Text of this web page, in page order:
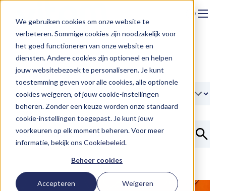
We gebruiken cookies om onze website te
verbeteren. Sommige cookies zijn noodzakelijk voor
het goed functioneren van onze website en
diensten. Andere cookies zijn optioneel en helpen
jouw websitebezoek te personaliseren. Je kunt
toestemming geven voor alle cookies, alle optionele
cookies weigeren, of jouw cookie-instellingen
beheren. Zonder een keuze worden onze standaard
cookie-instellingen toegepast. Je kunt jouw
voorkeuren op elk moment beheren. Voor meer
informatie, bekijk ons Cookiebeleid.
Beheer cookies
Accepteren Weigeren
Hier vind je ons
Onze aanpak
Over Vitam
Nieuws
Contact
Werken bij
Zoeken
Categorieen